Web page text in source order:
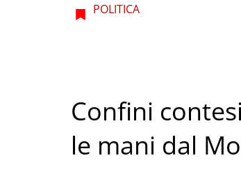
POLITICA
Confini
le mani dal